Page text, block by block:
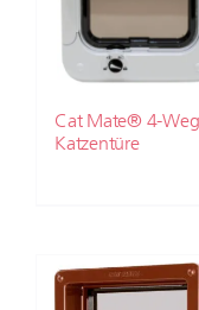
Cat Mate® 4-
Katzentüre